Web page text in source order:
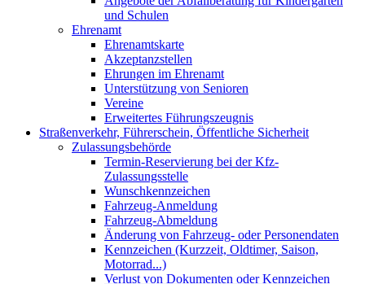
und Schulen
Ehrenamt
Ehrenamtskarte
Akzeptanzstellen
Ehrungen im Ehrenamt
Unterstützung von Senioren
Vereine
Erweitertes Führungszeugnis
Straßenverkehr, Führerschein, Öffentliche Sicherheit
Zulassungsbehörde
Termin-Reservierung bei der Kfz-
Zulassungsstelle
Wunschkennzeichen
Fahrzeug-Anmeldung
Fahrzeug-Abmeldung
Änderung von Fahrzeug- oder Personendaten
Kennzeichen (Kurzzeit, Oldtimer, Saison,
Motorrad...)
Verlust von Dokumenten oder Kennzeichen